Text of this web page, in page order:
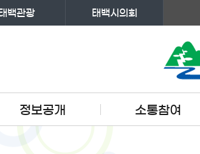
태백관광 태백시의회
정보공개 소통참여